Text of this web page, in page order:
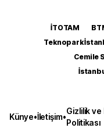
İTOTAM
Teknopark
Cemile
Künye•İletişim•
Gizlilik ve
Politikası